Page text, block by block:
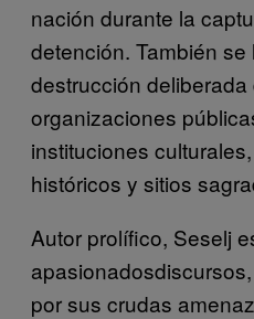
nación durante la
detención. También
destrucción
organizaciones
instituciones
históricos y sitios
Autor prolífico, Seselj
por sus crudas